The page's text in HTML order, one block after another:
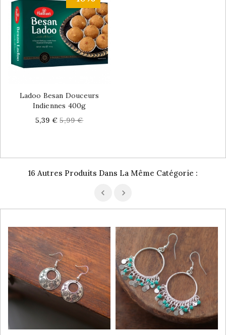
Ladoo Besan Douceurs
Indiennes 400g
Price
5,39 € Regular
5,99 €
16 Autres Produits Dans La Même Catégorie :